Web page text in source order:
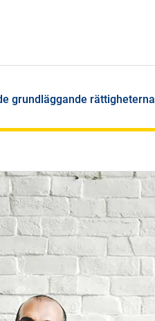
grundläggande rättigheterna